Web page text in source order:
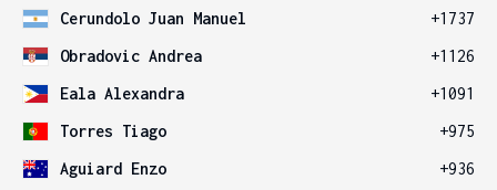
Cerundolo Juan Manuel
+1737
Obradovic Andrea
+1126
Eala Alexandra
+1091
Torres Tiago
+975
Aguiard Enzo
+936